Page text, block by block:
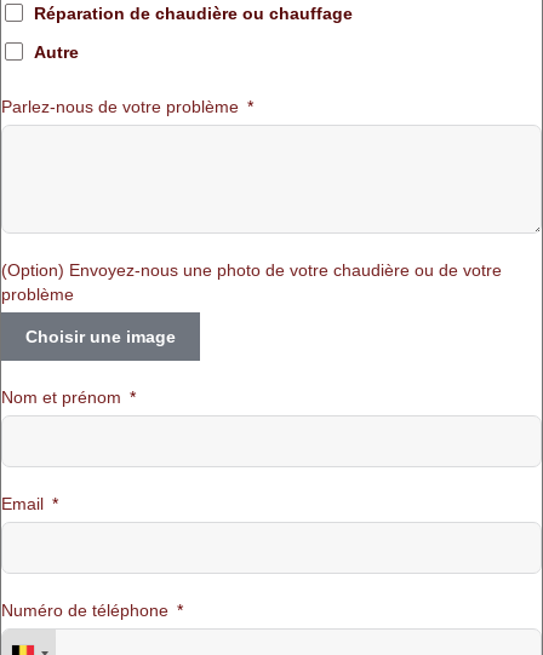
Réparation de chaudière ou chauffage
Autre
Parlez-nous de votre problème
(Option) Envoyez-nous une photo de votre chaudière ou de votre
problème
Choisir une image
Nom et prénom
Email
Numéro de téléphone